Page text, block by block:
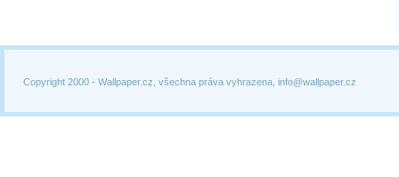
Copyright 2000 - Wallpaper.cz, všechna práva vyhrazena, info@wallpaper.cz